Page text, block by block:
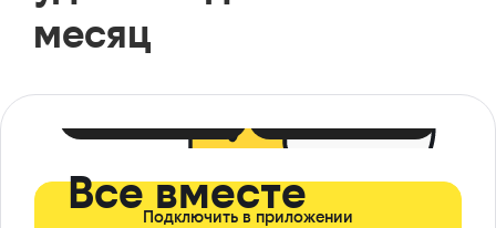
месяц
Все вместе
Подключить в приложении